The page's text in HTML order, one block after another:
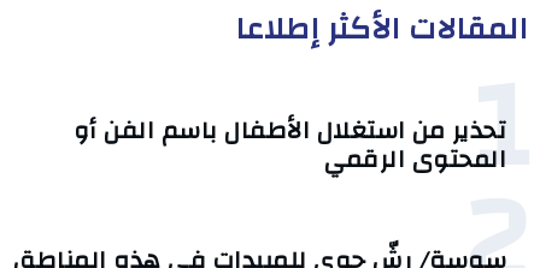
المقالات الأكثر إطلاعا
1
تحذير من استغلال الأطفال باسم الفن أو
المحتوى الرقمي